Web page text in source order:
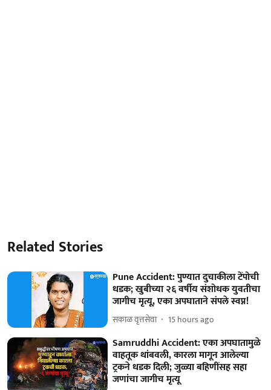
Related Stories
Pune Accident: पुण्यात दुचाकीला टेंपोची
धडक; खुबीच्या २६ वर्षीय संशोधक युवतीचा
जागीच मृत्यू, एका अपघाताने संपले स्वप्न!
सकाळ वृत्तसेवा 15 hours ago
Samruddhi Accident: एका अपघातामुळे
वाहतूक थांबवली, कारला मागून आलेल्या
ट्रकने धडक दिली; जुळ्या बहिणींसह सहा
जणांचा जागीच मृत्यू